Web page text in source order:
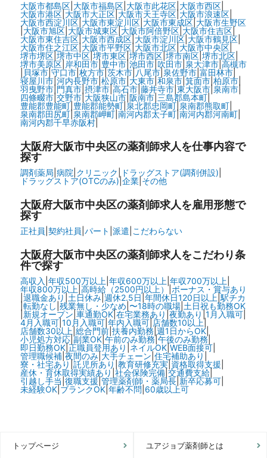
大阪市都島区| 大阪市福島区| 大阪市此花区| 大阪市西区|
大阪市港区| 大阪市大正区| 大阪市天王寺区|大阪市浪速区|
大阪市西淀川区| 大阪市東淀川区| 大阪市東成区| 大阪市生野区
大阪市旭区| 大阪市城東区| 大阪市阿倍野区| 大阪市住吉区|
大阪市東住吉区| 大阪市西成区| 大阪市淀川区| 大阪市鶴見区|
大阪市住之江区|大阪市平野区|大阪市北区| 大阪市中央区|
堺市堺区| 堺市中区| 堺市東区| 堺市西区| 堺市南区| 堺市北区|
堺市美原区| 岸和田市| 豊中市|池田市| 吹田市| 泉大津市| 高槻市
貝塚市| 守口市| 枚方市| 茨木市| 八尾市| 泉佐野市| 富田林市|
寝屋川市| 河内長野市| 松原市| 大東市| 和泉市| 箕面市| 柏原市|
羽曳野市|門真市| 摂津市| 高石市| 藤井寺市| 東大阪市|泉南市|
四條畷市|交野市|大阪狭山市| 阪南市| 三島郡島本町|
豊能郡豊能町| 豊能郡能勢町| 泉北郡忠岡町| 泉南郡熊取町|
泉南郡田尻町|泉南郡岬町| 南河内郡太子町|南河内郡河南町|
南河内郡千早赤阪村|
大阪府大阪市中央区の薬剤師求人を仕事内容で
探す
調剤薬局 病院 クリニック ドラッグストア(調剤併設)
ドラッグストア(OTCのみ)| 企業| その他
大阪府大阪市中央区の薬剤師求人を雇用形態で
探す
正社員 契約社員 パート 派遣 こだわらない
大阪府大阪市中央区の薬剤師求人をこだわり条
件で探す
高収入 年収500万以上 年収600万以上 年収700万以上
年収800万以上 高時給（2500円以上）| ボーナス・賞与あり
退職金あり 土日休み| 週休2.5日 年間休日120日以上 駅チカ
|転勤なし 残業無し・少なめ 〜18時の職場| 土日祝も勤務OK
|新規オープン 車通勤OK|在宅業務あり 夜勤あり 1月入職可|
4月入職可| 10月入職可| 年内入職可| 店舗数10以上|
店舗数30以上 総合門前| 扶養内勤務 週1日からOK|
小児処方対応| 副業OK| 午前のみ勤務| 午後のみ勤務|
即日勤務OK| 正職員登用あり ネイルOK| WEB面接可|
管理職候補| 夜間のみ| 大手チェーン 住宅補助あり
寮・社宅あり 託児所あり 教育研修充実| 資格取得支援
産休・育休取得実績あり 社会保険完備| 交通費支給|
引越し手当 復職支援 |管理薬剤師・薬局長| 新卒応募可|
未経験OK| ブランクOK| 年齢不問 60歳以上可
トップページ ユアジョブ薬剤師とは